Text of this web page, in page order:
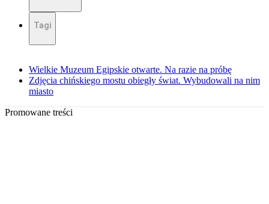
Tagi
Wielkie Muzeum Egipskie otwarte. Na razie na próbę
Zdjęcia chińskiego mostu obiegły świat. Wybudowali na nim
miasto
Promowane treści